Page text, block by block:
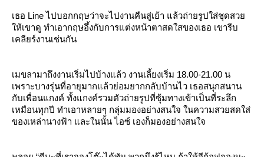
เธอ Line ไปบอกกฤษว่าจะไปงานคืนสู่เย้า แล้วถ่ายรูปใส่ชุดสว
ห้เขาดู ทำเอากฤษอึ้งกับการแต่งหน้าตาสดใสของเธอ เขารีบ
เคลียร์งานเช่นกัน
เมขลามาถึงงานเริ่มไปบ้างแล้ว งานเลี้ยงเริ่ม 18.00-21.00 น
เพราะบางรุ่นที่อายุมากแล้วย่อมยากกลับบ้านไว เธอสนุกสนาน
กับเพื่อนแกงค์ ทั้งแกงค์รวมตัวถ่ายรูปที่ซุ้มทางเข้าเป็นที่ระลึก
เหมือนทุกปี ทำเอาหลายๆ กลุ่มมองอย่างสนใจ ในความสวยสดใส่
ของเหล่านางฟ้า และในนั้น ไอซ์ เองก็มองอย่างสนใจ